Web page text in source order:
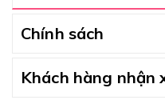
Chính sách
Khách hàng nhận